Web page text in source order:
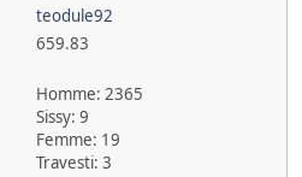
teodule92
659.83
Homme: 2365
Sissy: 9
Femme: 19
Travesti: 3